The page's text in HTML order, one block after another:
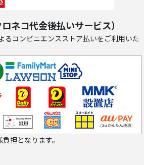
ネコ代金後払いサービス）
るコンビニエンスストア払いをご利用いた
担となります。